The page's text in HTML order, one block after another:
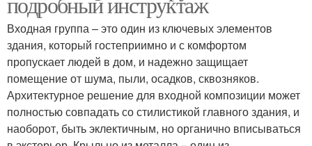
Входная группа – это один из ключевых элементов
здания, который гостеприимно и с комфортом
пропускает людей в дом, и надежно защищает
помещение от шума, пыли, осадков, сквозняков.
Архитектурное решение для входной композиции может
полностью совпадать со стилистикой главного здания, и
наоборот, быть эклектичным, но органично вписываться